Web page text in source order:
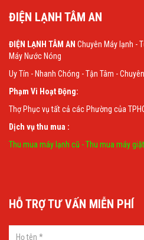
ĐIỆN LẠNH TÂM AN
ĐIỆN LẠNH TÂM AN Chuyên Máy lạnh -
Máy Nước Nóng
Uy Tín - Nhanh Chóng - Tận Tâm -
Phạm Vi Hoạt Động:
Thợ Phục vụ tất cả các Phường của
Dịch vụ thu mua :
Thu mua máy lạnh cũ -Thu mua máy
HỖ TRỢ TƯ VẤN MIỄN PHÍ